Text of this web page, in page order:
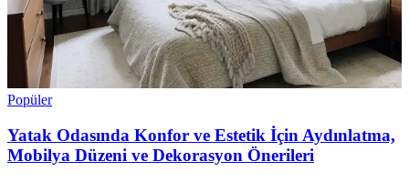
Popüler
Yatak Odasında Konfor ve Estetik İçin Aydınlatma,
Mobilya Düzeni ve Dekorasyon Önerileri